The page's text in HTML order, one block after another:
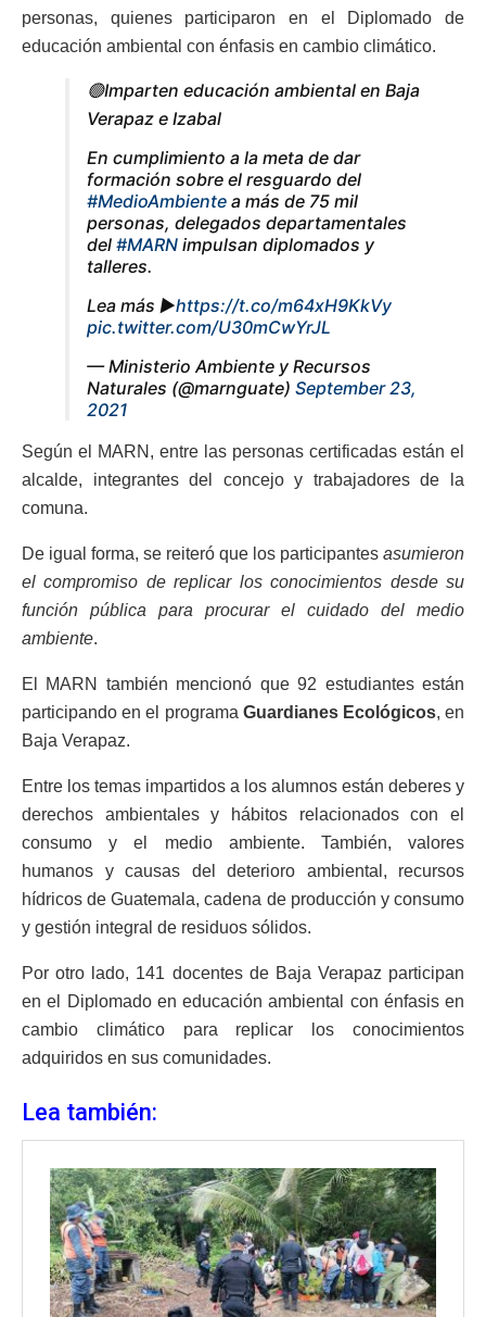
personas, quienes participaron en el Diplomado de
educación ambiental con énfasis en cambio climático.
🟢Imparten educación ambiental en Baja
Verapaz e Izabal
En cumplimiento a la meta de dar
formación sobre el resguardo del
#MedioAmbiente a más de 75 mil
personas, delegados departamentales
del #MARN impulsan diplomados y
talleres.
Lea más ▶️https://t.co/m64xH9KkVy
pic.twitter.com/U30mCwYrJL
— Ministerio Ambiente y Recursos
Naturales (@marnguate) September 23,
2021
Según el MARN, entre las personas certificadas están el
alcalde, integrantes del concejo y trabajadores de la
comuna.
De igual forma, se reiteró que los participantes asumieron
el compromiso de replicar los conocimientos desde su
función pública para procurar el cuidado del medio
ambiente.
El MARN también mencionó que 92 estudiantes están
participando en el programa Guardianes Ecológicos, en
Baja Verapaz.
Entre los temas impartidos a los alumnos están deberes y
derechos ambientales y hábitos relacionados con el
consumo y el medio ambiente. También, valores
humanos y causas del deterioro ambiental, recursos
hídricos de Guatemala, cadena de producción y consumo
y gestión integral de residuos sólidos.
Por otro lado, 141 docentes de Baja Verapaz participan
en el Diplomado en educación ambiental con énfasis en
cambio climático para replicar los conocimientos
adquiridos en sus comunidades.
Lea también: